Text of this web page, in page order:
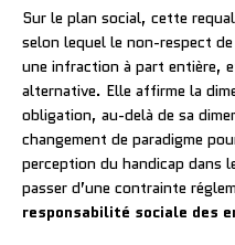
Sur le plan social, cette
selon lequel le non-respect
une infraction à part entière,
alternative. Elle affirme la
obligation, au-delà de sa
changement de paradigme
perception du handicap dans
passer d’une contrainte
responsabilité sociale des